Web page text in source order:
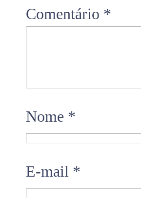
Comentário *
Nome *
E-mail *